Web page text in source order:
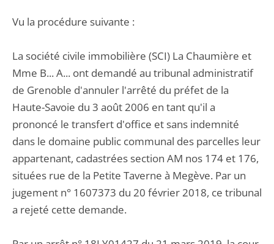
Vu la procédure suivante :
La société civile immobilière (SCI) La Chaumière et
Mme B... A... ont demandé au tribunal administratif
de Grenoble d'annuler l'arrêté du préfet de la
Haute-Savoie du 3 août 2006 en tant qu'il a
prononcé le transfert d'office et sans indemnité
dans le domaine public communal des parcelles leur
appartenant, cadastrées section AM nos 174 et 176,
situées rue de la Petite Taverne à Megève. Par un
jugement n° 1607373 du 20 février 2018, ce tribunal
a rejeté cette demande.